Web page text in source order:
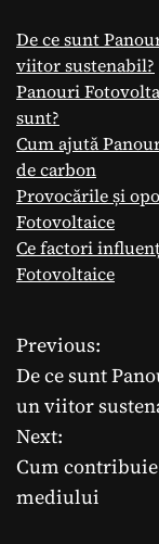
De ce sunt
viitor sustenabil?
Panouri
sunt?
Cum ajută
de carbon
Provocările și
Fotovoltaice
Ce factori
Fotovoltaice
N
a
v
i
Previous:
De ce sunt
un viitor
Next:
Cum
mediului